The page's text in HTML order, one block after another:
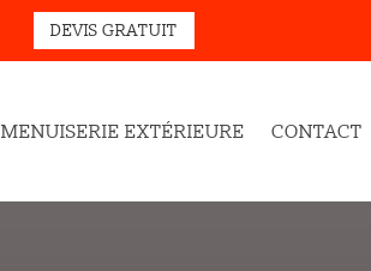
DEVIS GRATUIT
MENUISERIE EXTÉRIEURE CONTACT